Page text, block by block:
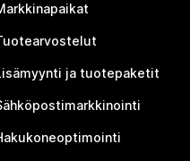
ja tuotepaketit